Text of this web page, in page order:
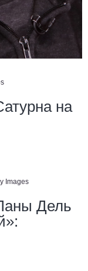
на
Images
Дель